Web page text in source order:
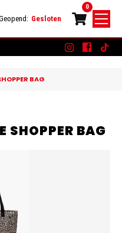
Gesloten
0
+
BAG
SHOPPER BAG